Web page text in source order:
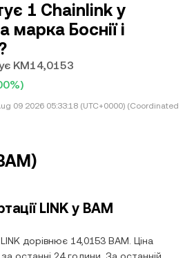
1 Chainlink у
марка Боснії і
KM14,0153
09 2026 05:33:18 (UTC+0000) (Coordinated
LINK у BAM
дорівнює 14,0153 BAM. Ціна